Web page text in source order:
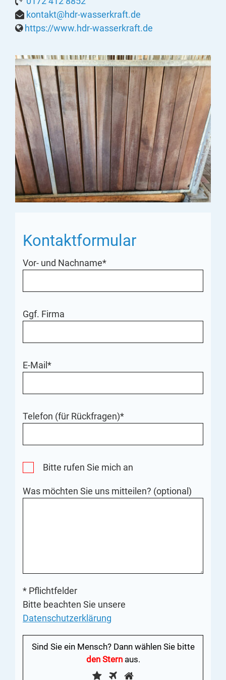
kontakt@hdr-wasserkraft.de
https://www.hdr-wasserkraft.de
Kontaktformular
Vor- und Nachname*
Ggf. Firma
E-Mail*
Telefon (für Rückfragen)*
Bitte rufen Sie mich an
Was möchten Sie uns mitteilen? (optional)
* Pflichtfelder
Bitte beachten Sie unsere
Datenschutzerklärung
Sind Sie ein Mensch? Dann wählen Sie bitte
den Sternaus.
Sind
1 2